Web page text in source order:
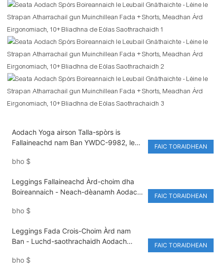
Aodach Yoga airson Talla-spòrs is
Fallaineachd nam Ban YWDC-9982, le
casadh bàrr, le meadhan elastagach, le
bho $
FAIC TORAIDHEAN
Leggings Fallaineachd Àrd-choim dha
Boireannaich - Neach-dèanamh Aodach
bho $
FAIC TORAIDHEAN
Leggings Fada Crois-Choim Àrd nam
Ban - Luchd-saothrachaidh Aodach
bho $
FAIC TORAIDHEAN